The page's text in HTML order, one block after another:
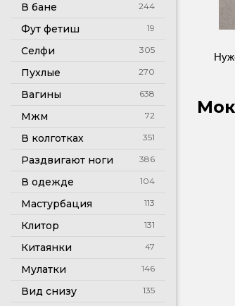
В бане 244
Фут фетиш 19
Селфи 305
Пухлые 270
Вагины 638
Мжм 72
В колготках 351
Раздвигают ноги 386
В одежде 104
Мастурбация 113
Клитор 131
Китаянки 47
Мулатки 146
Вид снизу 135